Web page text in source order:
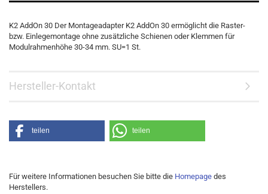
K2 AddOn 30 Der Montageadapter K2 AddOn 30 ermöglicht die Raster-
bzw. Einlegemontage ohne zusätzliche Schienen oder Klemmen für
Modulrahmenhöhe 30-34 mm. SU=1 St.
Hersteller-Kontakt
teilen teilen
Für weitere Informationen besuchen Sie bitte die Homepage des
Herstellers.